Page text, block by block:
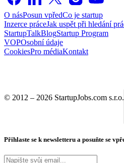
O násPosun vpředCo je startup
Inzerce práceJak uspět při hledání
StartupTalkBlogStartup Program
VOPOsobní údaje
CookiesPro médiaKontakt
© 2012 – 2026 StartupJobs.com s.r.o.
Přihlaste se k newsletteru a posuňte se